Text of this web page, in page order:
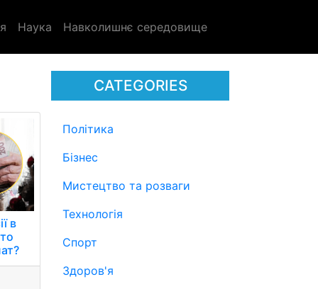
Наука Навколишнє середовище
CATEGORIES
Політика
Бізнес
Мистецтво та розваги
Технологія
Спорт
Здоров'я
в